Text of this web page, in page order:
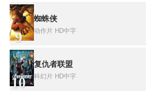
9
蜘蛛侠
动作片 HD中字
10
复仇者联盟
科幻片 HD中字